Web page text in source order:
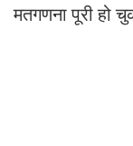
मतगणना पूरी हो